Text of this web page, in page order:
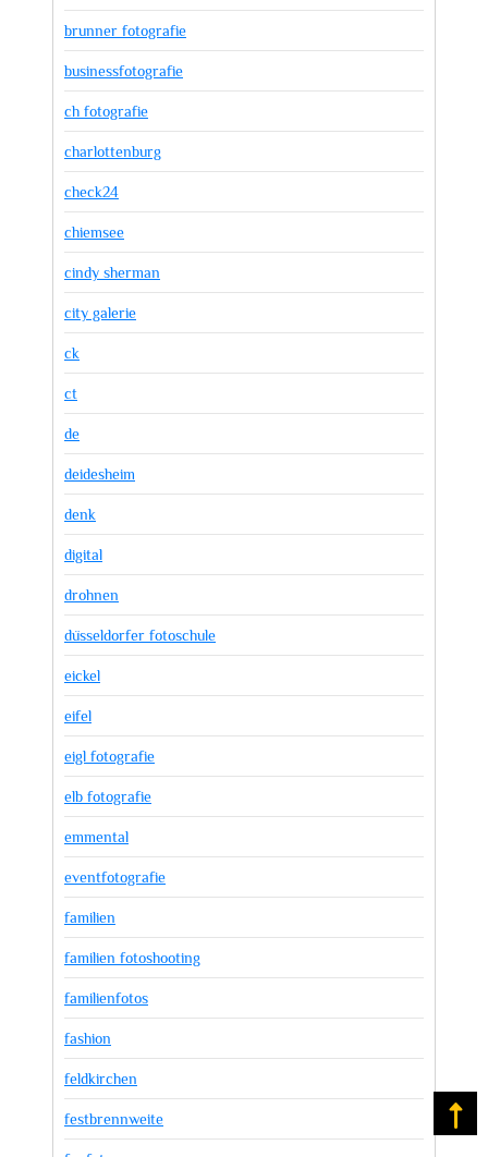
brunner fotografie
businessfotografie
ch fotografie
charlottenburg
check24
chiemsee
cindy sherman
city galerie
ck
ct
de
deidesheim
denk
digital
drohnen
düsseldorfer fotoschule
eickel
eifel
eigl fotografie
elb fotografie
emmental
eventfotografie
familien
familien fotoshooting
familienfotos
fashion
feldkirchen
festbrennweite